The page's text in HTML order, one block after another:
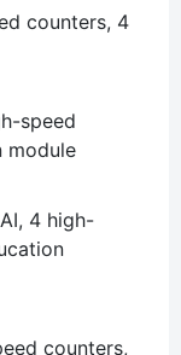
counters, 4
speed
module
4 high-
counters,